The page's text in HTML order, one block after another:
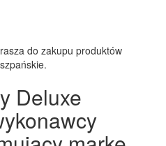
do zakupu produktów
Deluxe